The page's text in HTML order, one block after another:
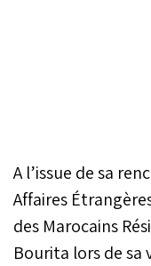
A l’issue de sa
Affaires
des Marocains
Bourita lors de sa